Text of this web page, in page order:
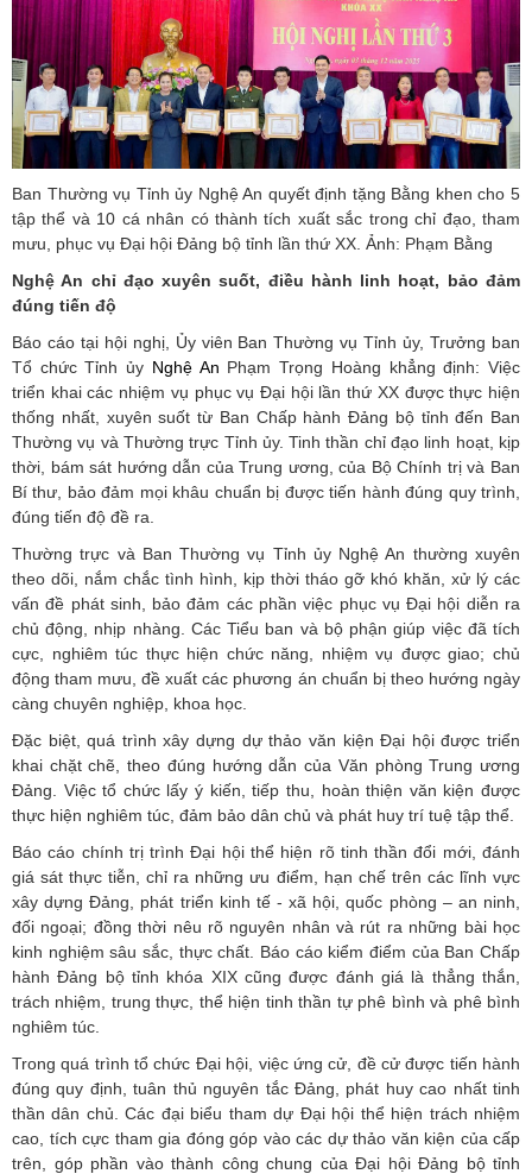
Ban Thường vụ Tỉnh ủy Nghệ An quyết định tặng Bằng khen cho 5
tập thể và 10 cá nhân có thành tích xuất sắc trong chỉ đạo, tham
mưu, phục vụ Đại hội Đảng bộ tỉnh lần thứ XX. Ảnh: Phạm Bằng
Nghệ An chỉ đạo xuyên suốt, điều hành linh hoạt, bảo đảm
đúng tiến độ
Báo cáo tại hội nghị, Ủy viên Ban Thường vụ Tỉnh ủy, Trưởng ban
Tổ chức Tỉnh ủy Nghệ An Phạm Trọng Hoàng khẳng định: Việc
triển khai các nhiệm vụ phục vụ Đại hội lần thứ XX được thực hiện
thống nhất, xuyên suốt từ Ban Chấp hành Đảng bộ tỉnh đến Ban
Thường vụ và Thường trực Tỉnh ủy. Tinh thần chỉ đạo linh hoạt, kịp
thời, bám sát hướng dẫn của Trung ương, của Bộ Chính trị và Ban
Bí thư, bảo đảm mọi khâu chuẩn bị được tiến hành đúng quy trình,
đúng tiến độ đề ra.
Thường trực và Ban Thường vụ Tỉnh ủy Nghệ An thường xuyên
theo dõi, nắm chắc tình hình, kịp thời tháo gỡ khó khăn, xử lý các
vấn đề phát sinh, bảo đảm các phần việc phục vụ Đại hội diễn ra
chủ động, nhịp nhàng. Các Tiểu ban và bộ phận giúp việc đã tích
cực, nghiêm túc thực hiện chức năng, nhiệm vụ được giao; chủ
động tham mưu, đề xuất các phương án chuẩn bị theo hướng ngày
càng chuyên nghiệp, khoa học.
Đặc biệt, quá trình xây dựng dự thảo văn kiện Đại hội được triển
khai chặt chẽ, theo đúng hướng dẫn của Văn phòng Trung ương
Đảng. Việc tổ chức lấy ý kiến, tiếp thu, hoàn thiện văn kiện được
thực hiện nghiêm túc, đảm bảo dân chủ và phát huy trí tuệ tập thể.
Báo cáo chính trị trình Đại hội thể hiện rõ tinh thần đổi mới, đánh
giá sát thực tiễn, chỉ ra những ưu điểm, hạn chế trên các lĩnh vực
xây dựng Đảng, phát triển kinh tế - xã hội, quốc phòng – an ninh,
đối ngoại; đồng thời nêu rõ nguyên nhân và rút ra những bài học
kinh nghiệm sâu sắc, thực chất. Báo cáo kiểm điểm của Ban Chấp
hành Đảng bộ tỉnh khóa XIX cũng được đánh giá là thẳng thắn,
trách nhiệm, trung thực, thể hiện tinh thần tự phê bình và phê bình
nghiêm túc.
Trong quá trình tổ chức Đại hội, việc ứng cử, đề cử được tiến hành
đúng quy định, tuân thủ nguyên tắc Đảng, phát huy cao nhất tinh
thần dân chủ. Các đại biểu tham dự Đại hội thể hiện trách nhiệm
cao, tích cực tham gia đóng góp vào các dự thảo văn kiện của cấp
trên, góp phần vào thành công chung của Đại hội Đảng bộ tỉnh